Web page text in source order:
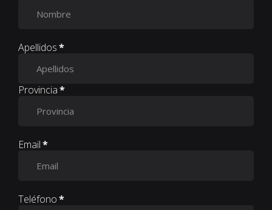
Apellidos*
Provincia*
Email*
Teléfono*